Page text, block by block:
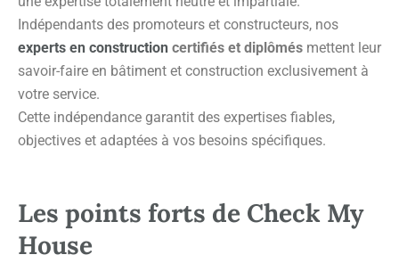
Indépendants des promoteurs et constructeurs, nos
experts en construction certifiés et diplômés mettent leur
savoir-faire en bâtiment et construction exclusivement à
votre service.
Cette indépendance garantit des expertises fiables,
objectives et adaptées à vos besoins spécifiques.
Les points forts de Check My
House